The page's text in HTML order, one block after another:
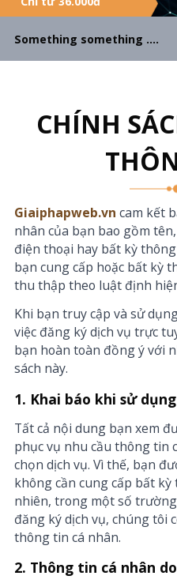
Something something ….
CHÍNH
Giaiphapweb.vn cam kết
nhân của bạn bao gồm
điện thoại hay bất kỳ
bạn cung cấp hoặc bất kỳ
thu thập theo luật định
Khi bạn truy cập và sử
việc đăng ký dịch vụ trực
bạn hoàn toàn đồng ý với
sách này.
1. Khai báo khi sử dụng
Tất cả nội dung bạn xem
phục vụ nhu cầu thông tin
chọn dịch vụ. Vì thế, bạn
không cần cung cấp bất
nhiên, trong một số
đăng ký dịch vụ, chúng tôi
thông tin cá nhân.
2. Thông tin cá nhân